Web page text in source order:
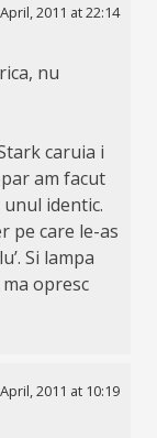
2011 at 22:14
nu
caruia i
am facut
identic.
pe care le-as
Si lampa
opresc
2011 at 10:19